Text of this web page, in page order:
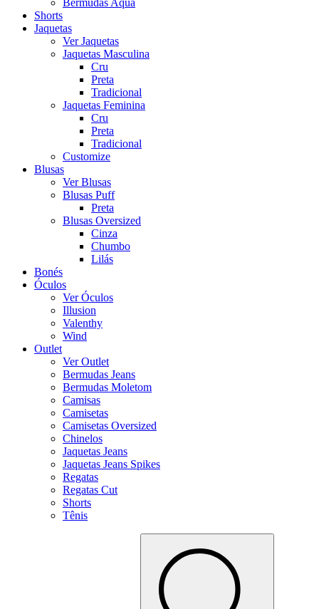
Bermudas Aqua
Shorts
Jaquetas
Ver Jaquetas
Jaquetas Masculina
Cru
Preta
Tradicional
Jaquetas Feminina
Cru
Preta
Tradicional
Customize
Blusas
Ver Blusas
Blusas Puff
Preta
Blusas Oversized
Cinza
Chumbo
Lilás
Bonés
Óculos
Ver Óculos
Illusion
Valenthy
Wind
Outlet
Ver Outlet
Bermudas Jeans
Bermudas Moletom
Camisas
Camisetas
Camisetas Oversized
Chinelos
Jaquetas Jeans
Jaquetas Jeans Spikes
Regatas
Regatas Cut
Shorts
Tênis